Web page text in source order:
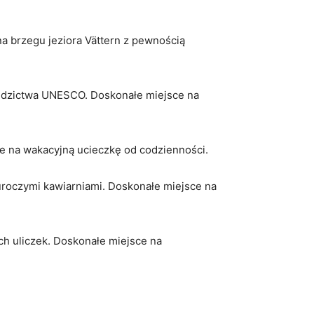
brzegu jeziora Vättern z pewnością
UNESCO. Doskonałe miejsce na
na wakacyjną ucieczkę od codzienności.
kawiarniami. Doskonałe miejsce na
uliczek. Doskonałe miejsce na